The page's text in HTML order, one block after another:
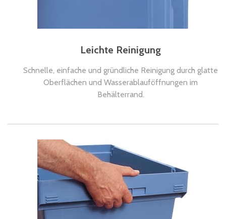
Leichte Reinigung
Schnelle, einfache und gründliche Reinigung durch glatte
Oberflächen und Wasserablauföffnungen im
Behälterrand.